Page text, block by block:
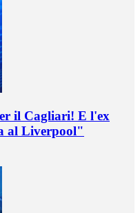
il Cagliari! E l'ex
al Liverpool"